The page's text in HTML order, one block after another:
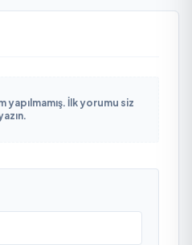
yapılmamış. İlk yorumu siz